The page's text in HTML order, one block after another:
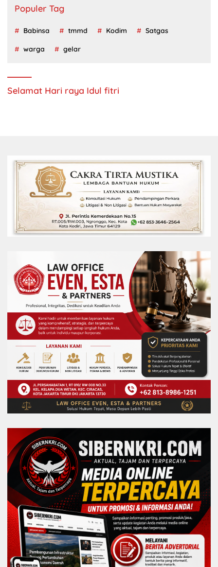
Populer Tag
Babinsa tmmd Kodim Satgas
warga gelar
Selamat Hari raya Idul fitri